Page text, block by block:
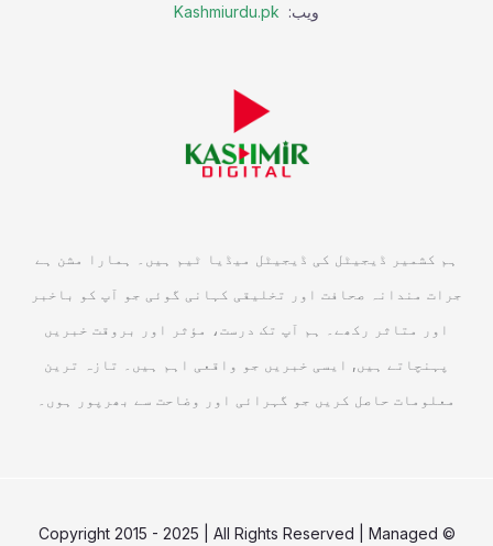
ویب: Kashmiurdu.pk
ہم کشمیر ڈیجیٹل کی ڈیجیٹل میڈیا ٹیم ہیں۔ ہمارا مشن ہے
جرات مندانہ صحافت اور تخلیقی کہانی گوئی جو آپ کو باخبر
اور متاثر رکھے۔ ہم آپ تک درست، مؤثر اور بروقت خبریں
پہنچاتے ہیں, ایسی خبریں جو واقعی اہم ہیں۔ تازہ ترین
معلومات حاصل کریں جو گہرائی اور وضاحت سے بھرپور ہوں۔
© Copyright 2015 - 2025 | All Rights Reserved | Managed